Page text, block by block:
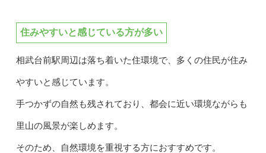
住みやすいと感じている方が多い
相武台前駅周辺は落ち着いた住環境で、多くの住民が住み
やすいと感じています。
手つかずの自然も残されており、都会に近い環境ながらも
里山の風景が楽しめます。
そのため、自然環境を重視する方におすすめです。